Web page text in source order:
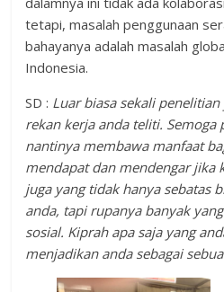
tetapi, masalah penggunaan
bahayanya adalah masalah
Indonesia.
SD : Luar biasa sekali
rekan kerja anda teliti. Semoga
nantinya membawa manfaat
mendapat dan mendengar jika
juga yang tidak hanya sebatas
anda, tapi rupanya banyak
sosial. Kiprah apa saja yang
menjadikan anda sebagai